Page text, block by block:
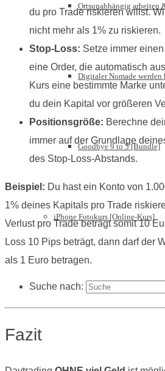
Ortsunabhängig arbeiten
Digitaler Nomade
Goodbye 9 to 5 [Bundle]
iPhone Fotokurs [Online-Kurs]
Suche nach:
du pro Trade riskieren willst.
nicht mehr als 1% zu riskieren.
Stop-Loss: Setze immer
eine Order, die automatisch
Kurs eine bestimmte Marke
du dein Kapital vor größeren
Positionsgröße: Berechne
immer auf der Grundlage
des Stop-Loss-Abstands.
Beispiel: Du hast ein Konto von
1% deines Kapitals pro Trade
Verlust pro Trade beträgt somit 10
Loss 10 Pips beträgt, dann darf der
als 1 Euro betragen.
Fazit